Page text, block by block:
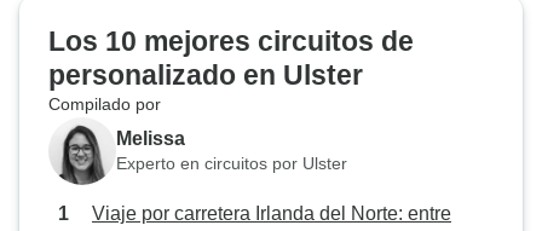
Los 10 mejores circuitos de
personalizado en Ulster
Compilado por
Melissa
Experto en circuitos por Ulster
Viaje por carretera Irlanda del Norte: entre